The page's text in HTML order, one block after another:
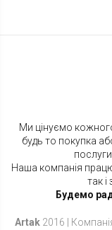
Ми цінуємо
будь то покупка
Наша компанія
так
Будемо
Artak2016 |